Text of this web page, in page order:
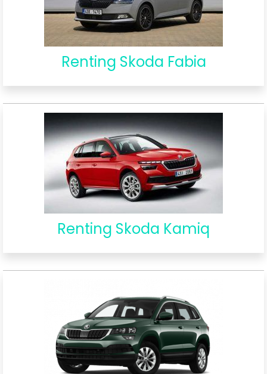
Renting Skoda Fabia
Renting Skoda Kamiq